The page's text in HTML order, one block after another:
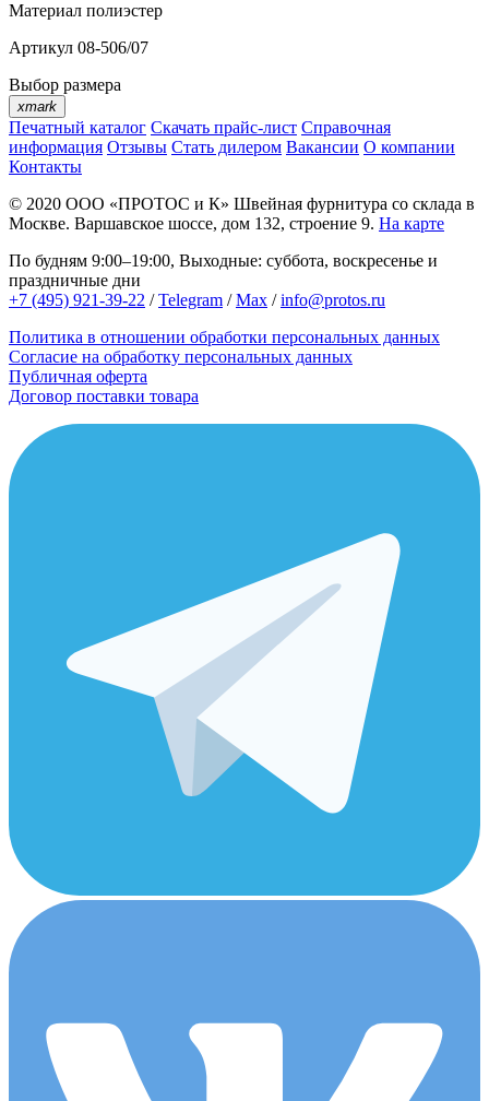
Материал полиэстер
Артикул 08-506/07
Выбор размера
xmark
Печатный каталог Скачать прайс-лист Справочная
информация Отзывы Стать дилером Вакансии О компании
Контакты
© 2020 ООО «ПРОТОС и К» Швейная фурнитура со склада в
Москве. Варшавское шоссе, дом 132, строение 9. На карте
По будням 9:00–19:00, Выходные: суббота, воскресенье и
праздничные дни
+7 (495) 921-39-22 /Telegram /Max /info@protos.ru
Политика в отношении обработки персональных данных
Согласие на обработку персональных данных
Публичная оферта
Договор поставки товара